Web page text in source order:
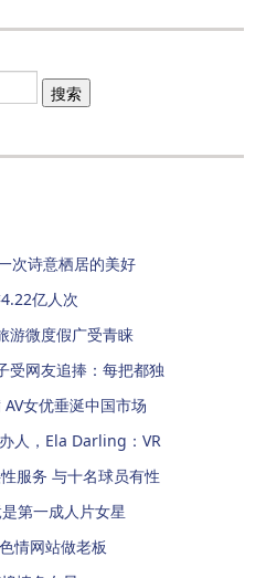
次诗意栖居的美好
亿人次
游微度假广受青睐
受网友追捧：每把都独
女优垂涎中国市场
人，Ela Darling：VR
服务 与十名球员有性
第一成人片女星
情网站做老板